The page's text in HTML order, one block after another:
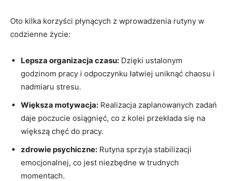
Oto kilka korzyści płynących z wprowadzenia rutyny w
codzienne życie:
Lepsza organizacja czasu: Dzięki ‌ustalonym
godzinom⁢ pracy i odpoczynku⁤ łatwiej uniknąć chaosu⁢ i
‌nadmiaru stresu.
Większa motywacja: Realizacja zaplanowanych zadań
daje poczucie⁢ osiągnięć, co ‍z kolei przekłada się na
⁣większą chęć ⁤do pracy.
zdrowie psychiczne: Rutyna sprzyja stabilizacji
⁢emocjonalnej, co jest niezbędne w trudnych
momentach.